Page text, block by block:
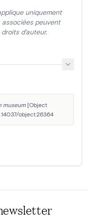
uniquement
associées peuvent
d'auteur.
museum [Object
object.26364